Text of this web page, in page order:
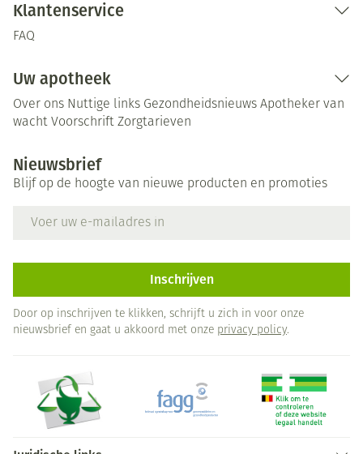
Klantenservice
FAQ
Uw apotheek
Over ons Nuttige links Gezondheidsnieuws Apotheker van
wacht Voorschrift Zorgtarieven
Nieuwsbrief
Blijf op de hoogte van nieuwe producten en promoties
Inschrijven
Door op inschrijven te klikken, schrijft u zich in voor onze
nieuwsbrief en gaat u akkoord met onze privacy policy.